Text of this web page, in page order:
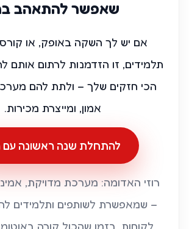
שאפשר להתאהב
אם יש לך השקה באופק, או
תלמידים, זו הזדמנות לרתום אותם
הכי חזקים שלך – ולתת להם
אמון, ומייצרת מכירות.
להתחלת שנה ראשונה עם
רוזי האדומה: מערכת מדויקת,
– שמאפשרת לשותפים ותלמידים
לקוחות, בזמן שהכול קורה